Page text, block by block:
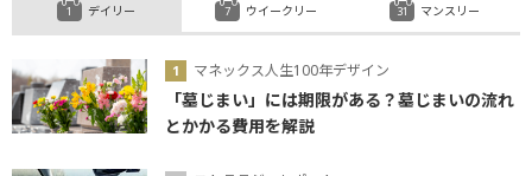
デイリー
マネックス人生100年デザイン
「墓じまい」には期限がある？墓じまいの流れ
とかかる費用を解説
ウイークリー マンスリー